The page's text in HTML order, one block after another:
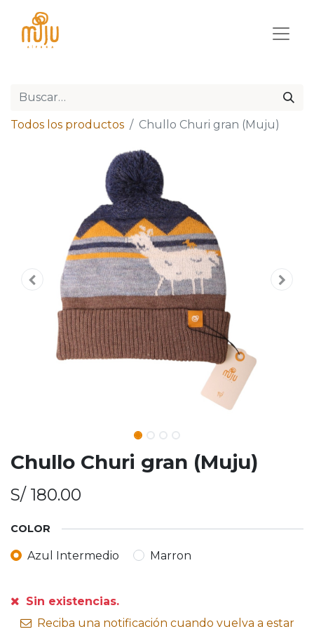
Todos los productos Chullo Churi gran (Muju)
Chullo Churi gran (Muju)
S/ 180.00
COLOR
Azul Intermedio Marron
Sin existencias.
Reciba una notificación cuando vuelva a estar